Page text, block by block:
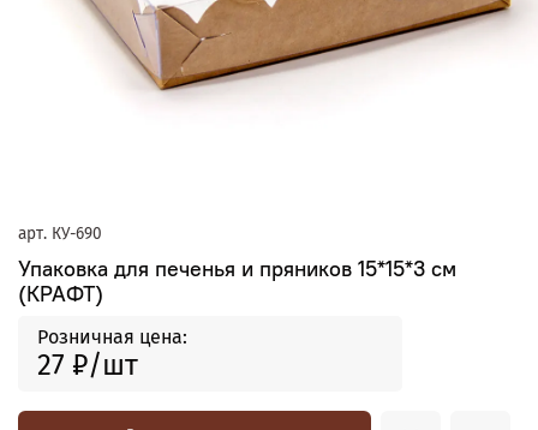
арт. КУ-690
Упаковка для печенья и пряников 15*15*3 см
(КРАФТ)
Розничная цена:
27 ₽